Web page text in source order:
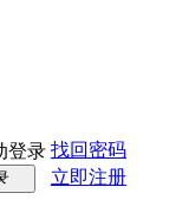
登录 找回密码
立即注册